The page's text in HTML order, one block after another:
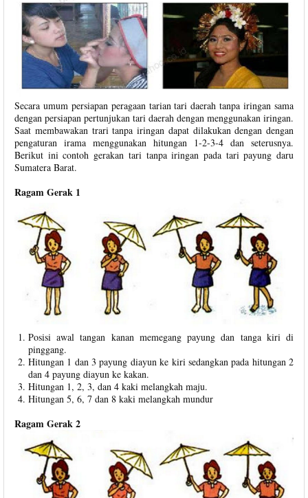
Secara umum persiapan peragaan tarian tari daerah tanpa iringan sama
dengan persiapan pertunjukan tari daerah dengan menggunakan iringan.
Saat membawakan trari tanpa iringan dapat dilakukan dengan dengan
pengaturan irama menggunakan hitungan 1-2-3-4 dan seterusnya.
Berikut ini contoh gerakan tari tanpa iringan pada tari payung daru
Sumatera Barat.
Ragam Gerak 1
Posisi awal tangan kanan memegang payung dan tanga kiri di
pinggang.
Hitungan 1 dan 3 payung diayun ke kiri sedangkan pada hitungan 2
dan 4 payung diayun ke kakan.
Hitungan 1, 2, 3, dan 4 kaki melangkah maju.
Hitungan 5, 6, 7 dan 8 kaki melangkah mundur
Ragam Gerak 2